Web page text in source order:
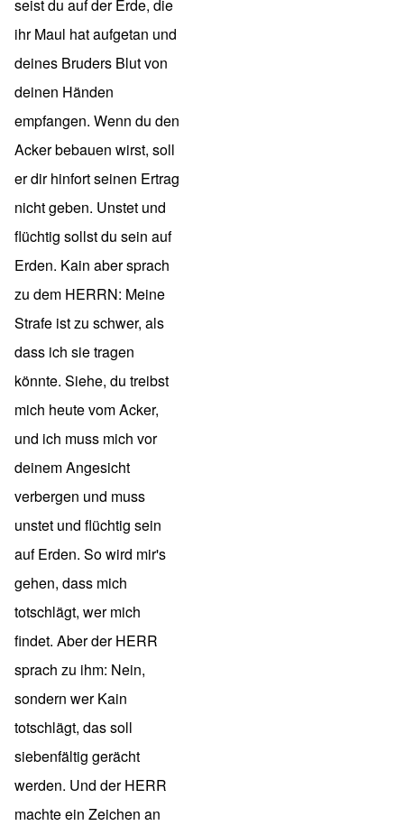
seist du auf der Erde, die
ihr Maul hat aufgetan und
deines Bruders Blut von
deinen Händen
empfangen. Wenn du den
Acker bebauen wirst, soll
er dir hinfort seinen Ertrag
nicht geben. Unstet und
flüchtig sollst du sein auf
Erden. Kain aber sprach
zu dem HERRN: Meine
Strafe ist zu schwer, als
dass ich sie tragen
könnte. Siehe, du treibst
mich heute vom Acker,
und ich muss mich vor
deinem Angesicht
verbergen und muss
unstet und flüchtig sein
auf Erden. So wird mir's
gehen, dass mich
totschlägt, wer mich
findet. Aber der HERR
sprach zu ihm: Nein,
sondern wer Kain
totschlägt, das soll
siebenfältig gerächt
werden. Und der HERR
machte ein Zeichen an